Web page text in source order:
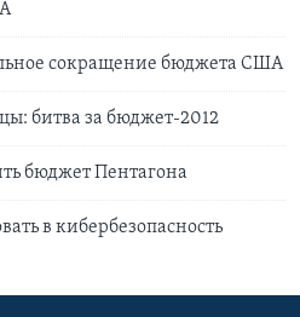
сокращение бюджета США
битва за бюджет-2012
бюджет Пентагона
в кибербезопасность